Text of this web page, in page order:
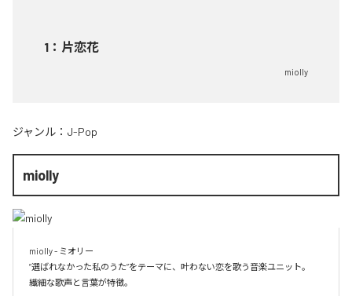
1 ： 片恋花
miolly
ジャンル： J-Pop
miolly
miolly - ミオリー
”選ばれなかった私のうた”をテーマに、叶わない恋を歌う音楽ユニット。